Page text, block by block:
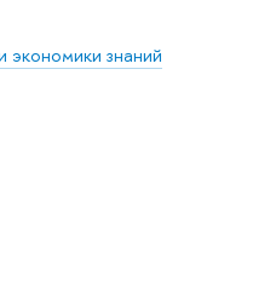
экономики знаний